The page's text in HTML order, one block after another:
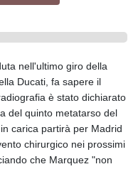
nell'ultimo giro della
Ducati, fa sapere il
è stato dichiarato
del quinto metatarso del
carica partirà per Madrid
chirurgico nei prossimi
che Marquez "non